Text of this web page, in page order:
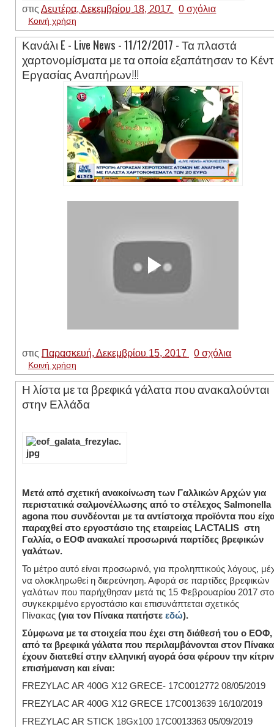
στις Δευτέρα, Δεκεμβρίου 18, 2017 0 σχόλια
Κοινή χρήση
Κανάλι E - Live News - 11/12/2017 - Τα πλαστά
χαρτονομίσματα με τα οποία εξαπάτησαν το
Εργασίας Αναπήρων!!!
στις Παρασκευή, Δεκεμβρίου 15, 2017 0 σχόλια
Κοινή χρήση
Η λίστα με τα βρεφικά γάλατα που ανακαλούνται
στην Ελλάδα
Mετά από σχετική ανακοίνωση των Γαλλικών Αρχών για
περιστατικά σαλμονέλλωσης από το στέλεχος Salmonella
agona που συνδέονται με τα αντίστοιχα προϊόντα που
παραχθεί στο εργοστάσιο της εταιρείας LACTALIS στη
Γαλλία, o ΕΟΦ ανακαλεί προσωρινά παρτίδες βρεφικών
γαλάτων.
Το μέτρο αυτό είναι προσωρινό, για προληπτικούς λόγους,
να ολοκληρωθεί η διερεύνηση. Αφορά σε παρτίδες βρεφικών
γαλάτων που παρήχθησαν μετά τις 15 Φεβρουαρίου 2017 στο
συγκεκριμένο εργοστάσιο και επισυνάπτεται σχετικός
Πίνακας (για τον Πίνακα πατήστε εδώ).
Σύμφωνα με τα στοιχεία που έχει στη διάθεσή του ο ΕΟΦ,
από τα βρεφικά γάλατα που περιλαμβάνονται στον
έχουν διατεθεί στην ελληνική αγορά όσα φέρουν την
επισήμανση και είναι:
FREZYLAC AR 400G X12 GRECE- 17C0012772 08/05/2019
FREZYLAC AR 400G X12 GRECE 17C0013639 16/10/2019
FREZYLAC AR STICK 18Gx100 17C0013363 05/09/2019